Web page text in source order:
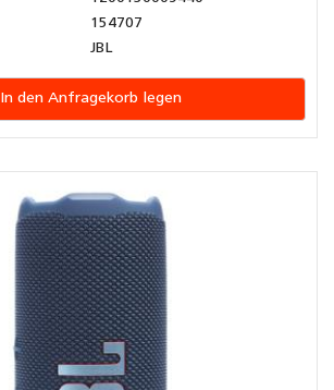
154707
JBL
In den Anfragekorb legen